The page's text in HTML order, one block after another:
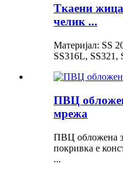
Ткаени
челик ...
Материјал: SS
SS316L, SS321,
ПВЦ
мрежа
ПВЦ обложена
покривка е
...